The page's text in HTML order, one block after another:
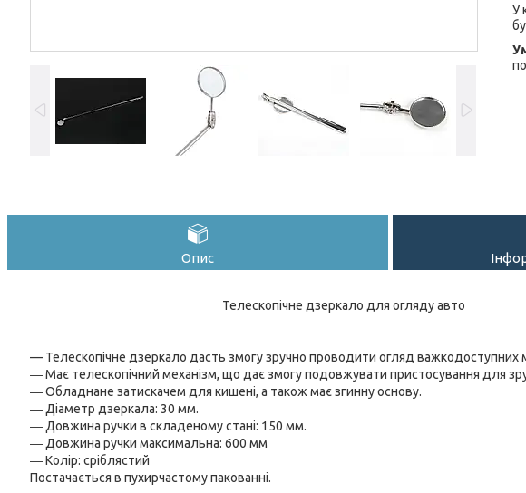
У
Опис
Телескопічне дзеркало для огляду авто
— Телескопічне дзеркало дасть змогу зручно проводити огляд важкодоступних
― Має телескопічний механізм, що дає змогу подовжувати пристосування для
― Обладнане затискачем для кишені, а також має згинну основу.
― Діаметр дзеркала: 30 мм.
― Довжина ручки в складеному стані: 150 мм.
― Довжина ручки максимальна: 600 мм
― Колір: сріблястий
Постачається в пухирчастому пакованні.